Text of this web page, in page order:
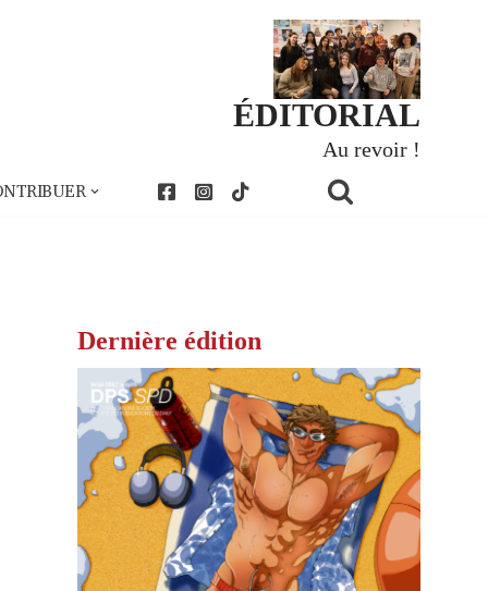
ÉDITORIAL
Au revoir !
Dernière édition